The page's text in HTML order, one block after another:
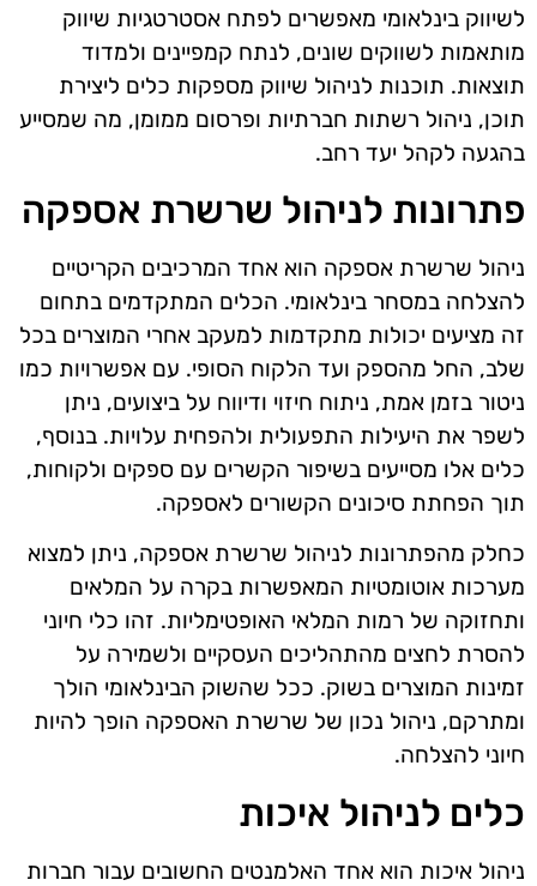
לשיווק בינלאומי מאפשרים לפתח אסטרטגיות שיווק
מותאמות לשווקים שונים, לנתח קמפיינים ולמדוד
תוצאות. תוכנות לניהול שיווק מספקות כלים ליצירת
תוכן, ניהול רשתות חברתיות ופרסום ממומן, מה שמסייע
בהגעה לקהל יעד רחב.
פתרונות לניהול שרשרת אספקה
ניהול שרשרת אספקה הוא אחד המרכיבים הקריטיים
להצלחה במסחר בינלאומי. הכלים המתקדמים בתחום
זה מציעים יכולות מתקדמות למעקב אחרי המוצרים בכל
שלב, החל מהספק ועד הלקוח הסופי. עם אפשרויות כמו
ניטור בזמן אמת, ניתוח חיזוי ודיווח על ביצועים, ניתן
לשפר את היעילות התפעולית ולהפחית עלויות. בנוסף,
כלים אלו מסייעים בשיפור הקשרים עם ספקים ולקוחות,
תוך הפחתת סיכונים הקשורים לאספקה.
כחלק מהפתרונות לניהול שרשרת אספקה, ניתן למצוא
מערכות אוטומטיות המאפשרות בקרה על המלאים
ותחזוקה של רמות המלאי האופטימליות. זהו כלי חיוני
להסרת לחצים מהתהליכים העסקיים ולשמירה על
זמינות המוצרים בשוק. ככל שהשוק הבינלאומי הולך
ומתרקם, ניהול נכון של שרשרת האספקה הופך להיות
חיוני להצלחה.
כלים לניהול איכות
ניהול איכות הוא אחד האלמנטים החשובים עבור חברות